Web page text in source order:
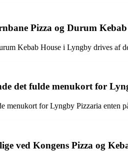
Pizza og Durum
Kebab House i Lyngby drives af
det fulde menukort for
menukort for Lyngby Pizzaria enten
ved Kongens Pizza og